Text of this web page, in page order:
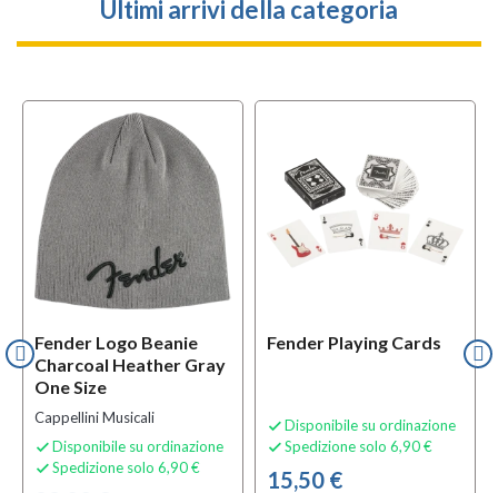
Ultimi arrivi della categoria
Fender Logo Beanie
Charcoal Heather Gray
One Size
Cappellini Musicali
 Disponibile su ordinazione
 Spedizione solo 6,90 €
Fender Playing Cards
 Disponibile su ordinazione
 Spedizione solo 6,90 €
15,50 €